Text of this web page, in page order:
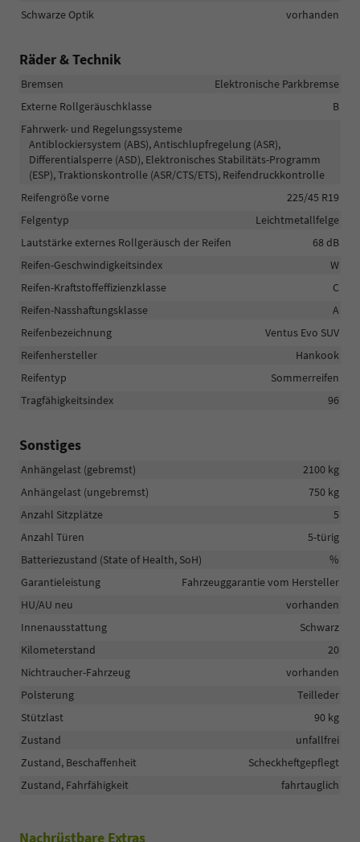
Schwarze Optik
vorhanden
Räder & Technik
Bremsen
Elektronische Parkbremse
Externe Rollgeräuschklasse
B
Fahrwerk- und Regelungssysteme
Antiblockiersystem (ABS), Antischlupfregelung (ASR),
Differentialsperre (ASD), Elektronisches Stabilitäts-Programm
(ESP), Traktionskontrolle (ASR/CTS/ETS), Reifendruckkontrolle
Reifengröße vorne
225/45 R19
Felgentyp
Leichtmetallfelge
Lautstärke externes Rollgeräusch der Reifen
68 dB
Reifen-Geschwindigkeitsindex
W
Reifen-Kraftstoffeffizienzklasse
C
Reifen-Nasshaftungsklasse
A
Reifenbezeichnung
Ventus Evo SUV
Reifenhersteller
Hankook
Reifentyp
Sommerreifen
Tragfähigkeitsindex
96
Sonstiges
Anhängelast (gebremst)
2100 kg
Anhängelast (ungebremst)
750 kg
Anzahl Sitzplätze
5
Anzahl Türen
5-türig
Batteriezustand (State of Health, SoH)
%
Garantieleistung
Fahrzeuggarantie vom Hersteller
HU/AU neu
vorhanden
Innenausstattung
Schwarz
Kilometerstand
20
Nichtraucher-Fahrzeug
vorhanden
Polsterung
Teilleder
Stützlast
90 kg
Zustand
unfallfrei
Zustand, Beschaffenheit
Scheckheftgepflegt
Zustand, Fahrfähigkeit
fahrtauglich
Nachrüstbare Extras